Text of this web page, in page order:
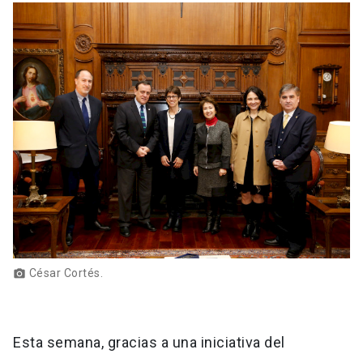
Donaciones launch
photo_camera César Cortés.
Esta semana, gracias a una iniciativa del